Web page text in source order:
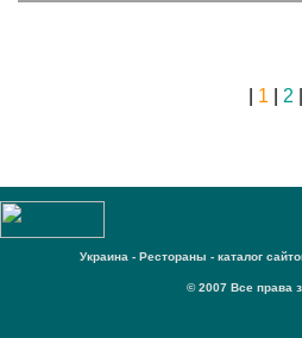
1 2
Украина - Рестораны - каталог
© 2007 Все права